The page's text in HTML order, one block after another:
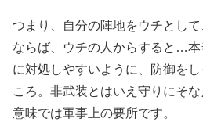
つまり、自分の陣地をウチとし
ならば、ウチの人からすると…
に対処しやすいように、防御を
ころ。非武装とはいえ守りにそ
意味では軍事上の要所です。